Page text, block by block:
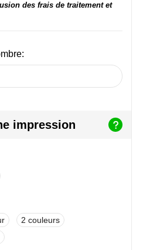
des frais de traitement et
impression
2